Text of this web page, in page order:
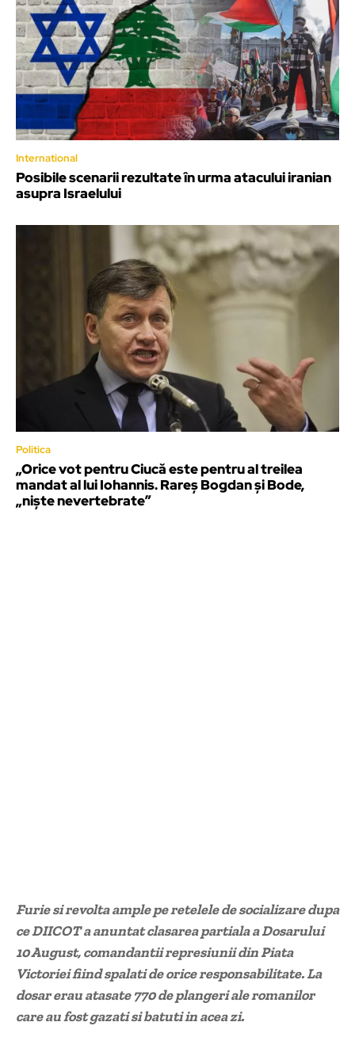
International
Posibile scenarii rezultate în urma atacului iranian
asupra Israelului
Politica
„Orice vot pentru Ciucă este pentru al treilea
mandat al lui Iohannis. Rareș Bogdan și Bode,
„niște nevertebrate”
Furie si revolta ample pe retelele de socializare dupa
ce DIICOT a anuntat clasarea partiala a Dosarului
10 August, comandantii represiunii din Piata
Victoriei fiind spalati de orice responsabilitate. La
dosar erau atasate 770 de plangeri ale romanilor
care au fost gazati si batuti in acea zi.